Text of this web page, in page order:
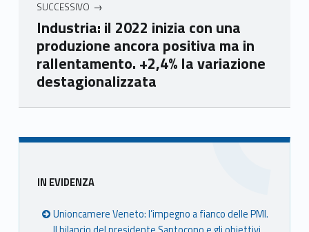
SUCCESSIVO
Industria: il 2022 inizia con una
produzione ancora positiva ma in
rallentamento. +2,4% la variazione
destagionalizzata
Skip back to main navigation
Sidebar
IN EVIDENZA
Unioncamere Veneto: l’impegno a fianco delle PMI.